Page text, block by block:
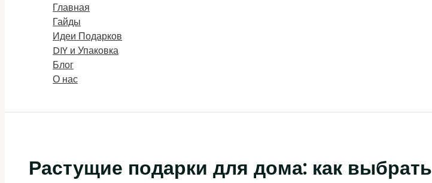
Главная
Гайды
Идеи Подарков
DIY и Упаковка
Блог
О нас
Растущие подарки для дома: как выбрать